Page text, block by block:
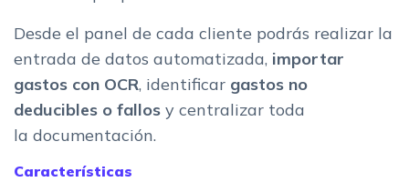
Desde el panel de cada cliente podrás realizar la
entrada de datos automatizada, importar
gastos con OCR, identificar gastos no
deducibles o fallos y centralizar toda
la documentación.
Características